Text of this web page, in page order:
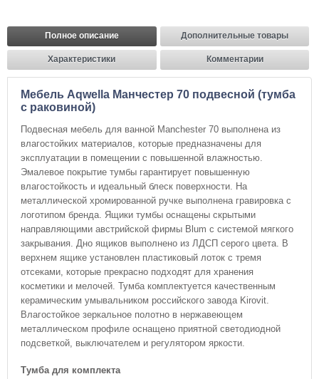
Полное описание Дополнительные товары
Характеристики Комментарии
Мебель Aqwella Манчестер 70 подвесной (тумба
с раковиной)
Подвесная мебель для ванной Manchester 70 выполнена из
влагостойких материалов, которые предназначены для
эксплуатации в помещении с повышенной влажностью.
Эмалевое покрытие тумбы гарантирует повышенную
влагостойкость и идеальный блеск поверхности. На
металлической хромированной ручке выполнена гравировка с
логотипом бренда. Ящики тумбы оснащены скрытыми
направляющими австрийской фирмы Blum с системой мягкого
закрывания. Дно ящиков выполнено из ЛДСП серого цвета. В
верхнем ящике установлен пластиковый лоток с тремя
отсеками, которые прекрасно подходят для хранения
косметики и мелочей. Тумба комплектуется качественным
керамическим умывальником российского завода Kirovit.
Влагостойкое зеркальное полотно в нержавеющем
металлическом профиле оснащено приятной светодиодной
подсветкой, выключателем и регулятором яркости.
Тумба для комплекта